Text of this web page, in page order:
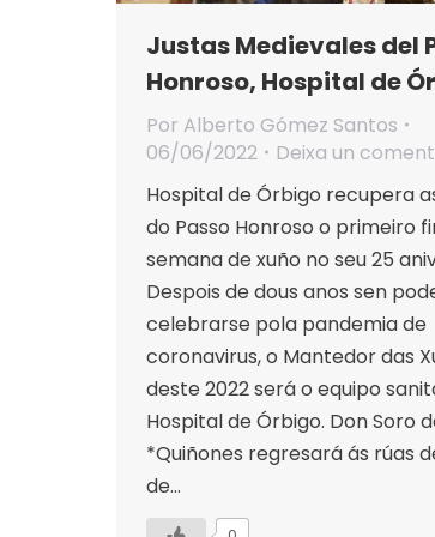
Justas Medievales del
Honroso, Hospital de
Por Alberto Gómez Santos
06/06/2022
Deixa un
Hospital de Órbigo recupera
do Passo Honroso o primeiro
semana de xuño no seu 25
Despois de dous anos sen
celebrarse pola pandemia de
coronavirus, o Mantedor das
deste 2022 será o equipo
Hospital de Órbigo. Don Soro
*Quiñones regresará ás rúas
de…